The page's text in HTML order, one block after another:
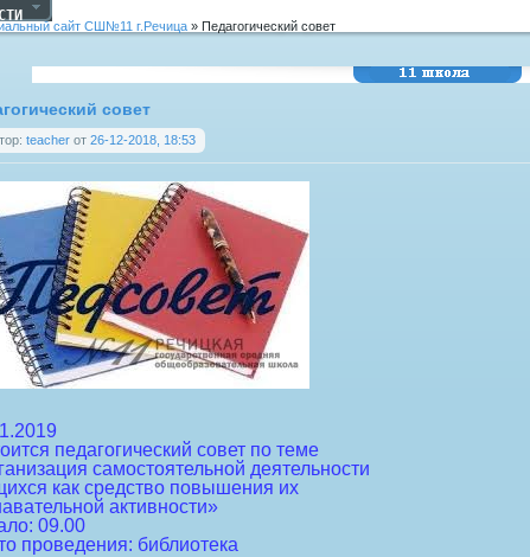
сайт СШ№11 г.Речица » Педагогический совет
совет
teacher от 26-12-2018, 18:53
педагогический совет по теме
самостоятельной деятельности
как средство повышения их
активности»
09.00
проведения: библиотека